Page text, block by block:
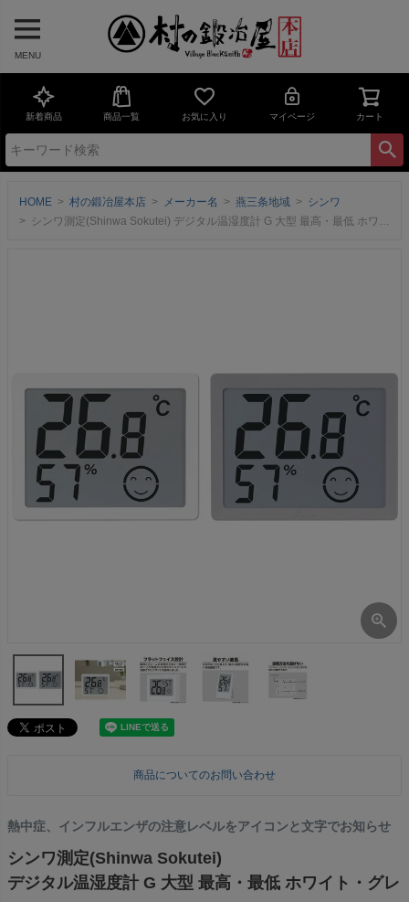
MENU
新着商品 商品一覧 お気に入り マイページ カート
HOME 村の鍛冶屋本店 メーカー名 燕三条地域
シンワ
シンワ測定(Shinwa Sokutei) デジタル温湿度計 G 大型 最高・最低 ホワイト・グレー73377-73402
商品についてのお問い合わせ
熱中症、インフルエンザの注意レベルをアイコンと文字でお知らせ
シンワ測定(Shinwa Sokutei)
デジタル温湿度計 G 大型 最高・最低 ホワイト・グレ